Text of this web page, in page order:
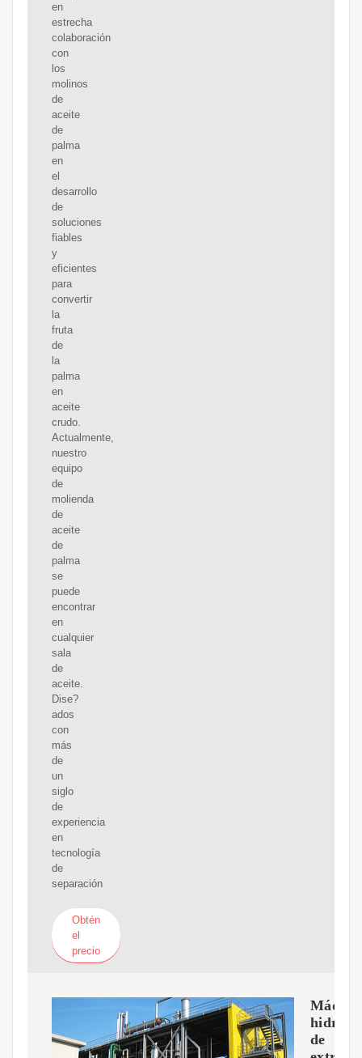
en
estrecha
colaboración
con
los
molinos
de
aceite
de
palma
en
el
desarrollo
de
soluciones
fiables
y
eficientes
para
convertir
la
fruta
de
la
palma
en
aceite
crudo.
Actualmente,
nuestro
equipo
de
molienda
de
aceite
de
palma
se
puede
encontrar
en
cualquier
sala
de
aceite.
Dise?
ados
con
más
de
un
siglo
de
experiencia
en
tecnología
de
separación
Obtén
el
precio
de